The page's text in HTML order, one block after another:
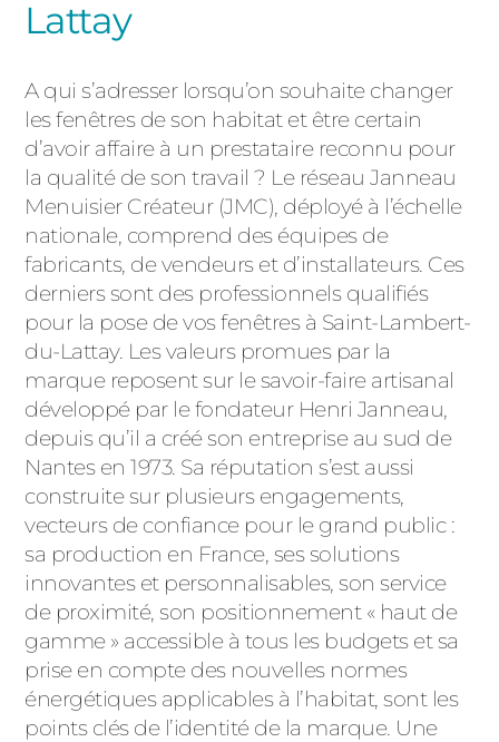
Lattay
A qui s’adresser lorsqu’on souhaite changer
les fenêtres de son habitat et être certain
d’avoir affaire à un prestataire reconnu pour
la qualité de son travail ? Le réseau Janneau
Menuisier Créateur (JMC), déployé à l’échelle
nationale, comprend des équipes de
fabricants, de vendeurs et d’installateurs. Ces
derniers sont des professionnels qualifiés
pour la pose de vos fenêtres à Saint-Lambert-
du-Lattay. Les valeurs promues par la
marque reposent sur le savoir-faire artisanal
développé par le fondateur Henri Janneau,
depuis qu’il a créé son entreprise au sud de
Nantes en 1973. Sa réputation s’est aussi
construite sur plusieurs engagements,
vecteurs de confiance pour le grand public :
sa production en France, ses solutions
innovantes et personnalisables, son service
de proximité, son positionnement « haut de
gamme » accessible à tous les budgets et sa
prise en compte des nouvelles normes
énergétiques applicables à l’habitat, sont les
points clés de l’identité de la marque. Une
ALUMINIUM
ACIER